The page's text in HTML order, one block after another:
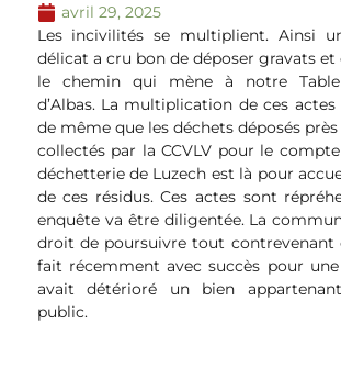
avril 29, 2025
Les incivilités se multiplient. Ainsi
délicat a cru bon de déposer gravats et
le chemin qui mène à notre Table
d’Albas. La multiplication de ces
de même que les déchets déposés
collectés par la CCVLV pour le compte
déchetterie de Luzech est là pour
de ces résidus. Ces actes sont
enquête va être diligentée. La
droit de poursuivre tout contrevenant
fait récemment avec succès pour
avait détérioré un bien
public.